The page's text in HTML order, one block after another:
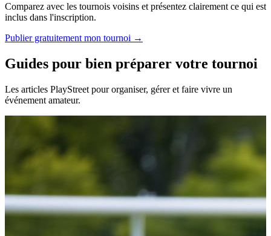
Comparez avec les tournois voisins et présentez clairement ce qui est
inclus dans l'inscription.
Publier gratuitement mon tournoi →
Guides pour bien préparer votre tournoi
Les articles PlayStreet pour organiser, gérer et faire vivre un
événement amateur.